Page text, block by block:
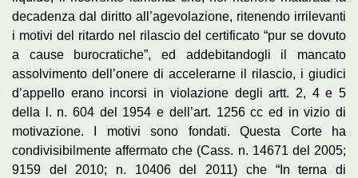
decadenza dal diritto all’agevolazione, ritenendo irrilevanti
i motivi del ritardo nel rilascio del certificato “pur se dovuto
a cause burocratiche”, ed addebitandogli il mancato
assolvimento dell’onere di accelerarne il rilascio, i giudici
d’appello erano incorsi in violazione degli artt. 2, 4 e 5
della l. n. 604 del 1954 e dell’art. 1256 cc ed in vizio di
motivazione. I motivi sono fondati. Questa Corte ha
condivisibilmente affermato che (Cass. n. 14671 del 2005;
9159 del 2010; n. 10406 del 2011) che “In terna di